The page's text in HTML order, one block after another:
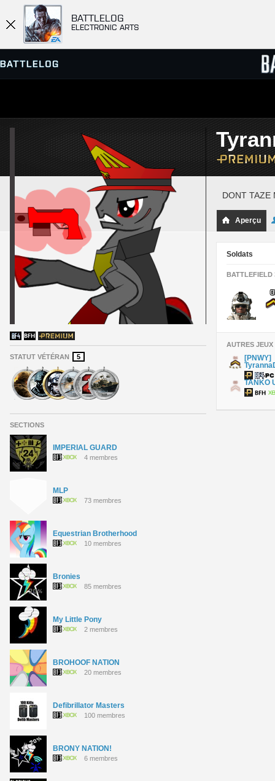
BATTLELOG
ELECTRONIC ARTS
STATUT VÉTÉRAN 5
SECTIONS
IMPERIAL GUARD
4 membres
MLP
73 membres
Equestrian Brotherhood
10 membres
Bronies
85 membres
My Little Pony
2 membres
BROHOOF NATION
20 membres
Defibrillator Masters
100 membres
BRONY NATION!
6 membres
DONT TAZE
Aperçu
Soldats
BATTLEFIELD
AUTRES JEUX
[PNWY]
TANKO